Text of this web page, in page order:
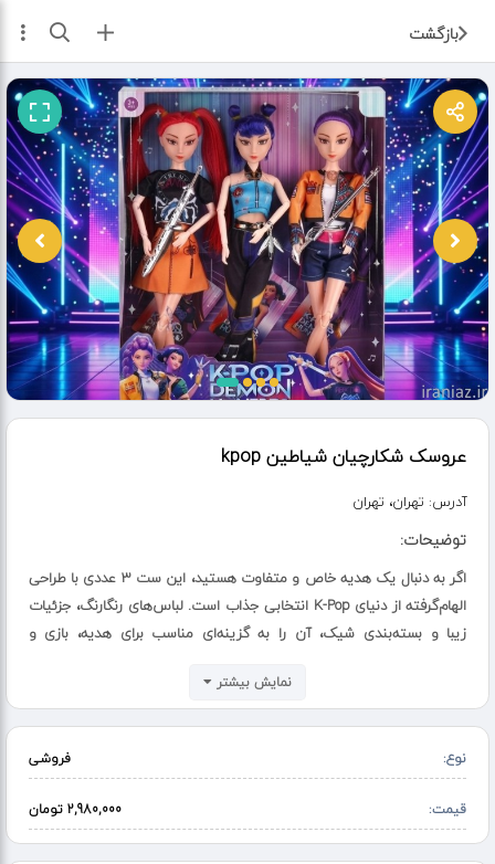
بازگشت ثبت آگهی
عروسک شکارچیان شیاطین kpop
آدرس: تهران، تهران
توضیحات:
اگر به دنبال یک هدیه خاص و متفاوت هستید، این ست ۳ عددی با طراحی
الهام‌گرفته از دنیای K-Pop انتخابی جذاب است. لباس‌های رنگارنگ، جزئیات
زیبا و بسته‌بندی شیک، آن را به گزینه‌ای مناسب برای هدیه، بازی و
برای ثبت سفارش به سایت جیحون گالری مراجعه کنید
نمایش بیشتر
نوع: فروشی
قیمت: 2,980,000 تومان